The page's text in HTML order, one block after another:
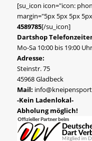
[su_icon icon="icon:
margin="5px 5px 5px
4589785[/su_icon]
Dartshop
Mo-Sa 10:00 bis 19:00 Uhr
Adresse:
Steinstr. 75
45968 Gladbeck
Mail:
-Kein Ladenlokal-
Abholung möglich!